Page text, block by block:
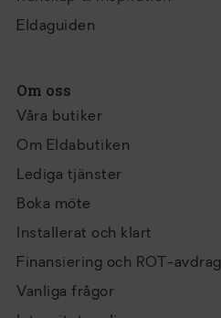
Eldaguiden
Om oss
Våra butiker
Om Eldabutiken
Lediga tjänster
Boka möte
Installerat och klart
Finansiering och ROT-avdrag
Vanliga frågor